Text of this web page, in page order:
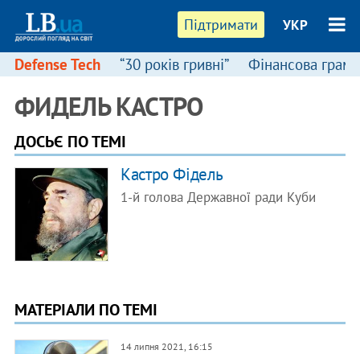
Підтримати УКР
Defense Tech “30 років гривні” Фінансова
ФИДЕЛЬ КАСТРО
ДОСЬЄ ПО ТЕМІ
Кастро Фідель
1-й голова Державної ради Куби
МАТЕРІАЛИ ПО ТЕМІ
14 липня 2021, 16:15